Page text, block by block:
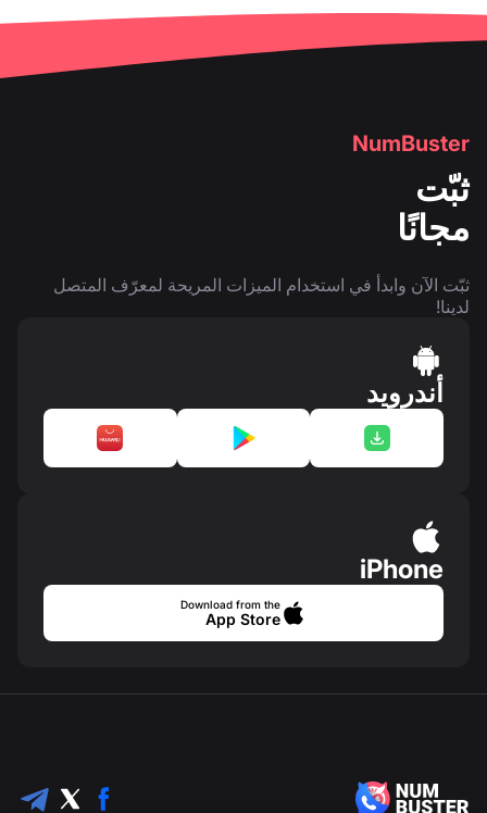
NumBuster
ثبّت
مجانًا
ثبّت الآن وابدأ في استخدام الميزات المريحة لمعرّف المتصل
لدينا!
أندرويد
iPhone
Download from the
App Store